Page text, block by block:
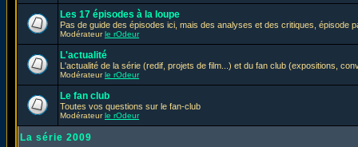
Les 17 épisodes à la loupe
Pas de guide des épisodes ici, mais des analyses et des critiques, épisode
Modérateurle rOdeur
L'actualité
L'actualité de la série (redif, projets de film...) et du fan club (expositions,
Modérateurle rOdeur
Le fan club
Toutes vos questions sur le fan-club
Modérateurle rOdeur
La série 2009